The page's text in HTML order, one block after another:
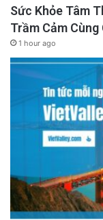
Sức Khỏe Tâm
Trầm Cảm
1 hour ago